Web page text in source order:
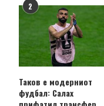
2
Таков е модерниот
фудбал: Салах